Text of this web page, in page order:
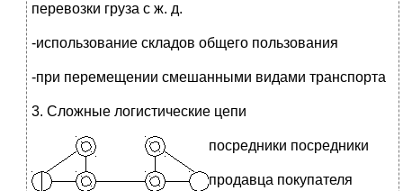
перевозки груза с ж. д.
-использование складов общего пользования
-при перемещении смешанными видами транспорта
3. Сложные логистические цепи
посредники посредники
продавца покупателя